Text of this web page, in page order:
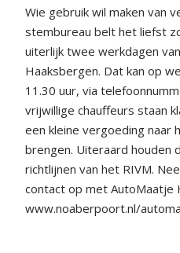
Wie gebruik wil maken van
stembureau belt het liefst
uiterlijk twee werkdagen
Haaksbergen. Dat kan op
11.30 uur, via
vrijwillige chauffeurs staan
een kleine vergoeding naar
brengen. Uiteraard houden
richtlijnen van het RIVM.
contact op met AutoMaatje
www.noaberpoort.nl/